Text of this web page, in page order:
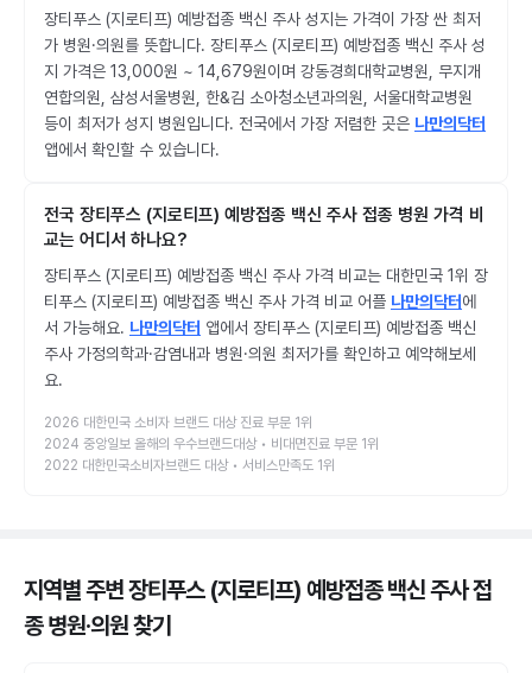
장티푸스 (지로티프) 예방접종 백신 주사 성지는 가격이 가장 싼 최저
가 병원·의원를 뜻합니다. 장티푸스 (지로티프) 예방접종 백신 주사 성
지 가격은 13,000원 ~ 14,679원이며 강동경희대학교병원, 무지개
연합의원, 삼성서울병원, 한&김 소아청소년과의원, 서울대학교병원
등이 최저가 성지 병원입니다. 전국에서 가장 저렴한 곳은 나만의닥터
앱에서 확인할 수 있습니다.
전국 장티푸스 (지로티프) 예방접종 백신 주사 접종 병원 가격 비
교는 어디서 하나요?
장티푸스 (지로티프) 예방접종 백신 주사 가격 비교는 대한민국 1위 장
티푸스 (지로티프) 예방접종 백신 주사 가격 비교 어플 나만의닥터에
서 가능해요. 나만의닥터 앱에서 장티푸스 (지로티프) 예방접종 백신
주사 가정의학과·감염내과 병원·의원 최저가를 확인하고 예약해보세
요.
2026 대한민국 소비자 브랜드 대상 진료 부문 1위
2024 중앙일보 올해의 우수브랜드대상 • 비대면진료 부문 1위
2022 대한민국소비자브랜드 대상 • 서비스만족도 1위
지역별 주변 장티푸스 (지로티프) 예방접종 백신 주사 접
종 병원·의원찾기